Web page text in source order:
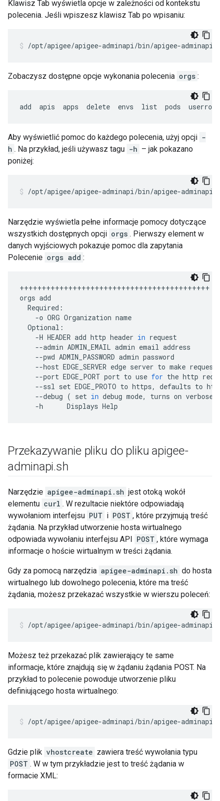
Klawisz Tab wyświetla opcje w zależności od kontekstu
polecenia. Jeśli wpiszesz klawisz Tab po wpisaniu:
/opt/apigee/apigee-adminapi/bin/apigee-
Zobaczysz dostępne opcje wykonania polecenia orgs :
add  apis  apps  delete  envs  list  pods
Aby wyświetlić pomoc do każdego polecenia, użyj opcji -
h . Na przykład, jeśli używasz tagu -h – jak pokazano
poniżej:
/opt/apigee/apigee-adminapi/bin/apigee-
Narzędzie wyświetla pełne informacje pomocy dotyczące
wszystkich dostępnych opcji orgs . Pierwszy element w
danych wyjściowych pokazuje pomoc dla zapytania
Polecenie orgs add :
+++++++++++++++++++++++++++++++++++++++++++
orgs add
Required :
-o ORG Organization name
Optional :
-H HEADER add http header in request
--admin ADMIN_EMAIL admin email address
--pwd ADMIN_PASSWORD admin password
--host EDGE_SERVER edge server to make request
--port EDGE_PORT port to use for the http
--ssl set EDGE_PROTO to https, defaults to
--debug ( set in debug mode, turns on verbose
-h Displays Help
Przekazywanie pliku do pliku apigee-
adminapi.sh
Narzędzie apigee-adminapi.sh jest otoką wokół
elementu curl . W rezultacie niektóre odpowiadają
wywołaniom interfejsu PUT i POST , które przyjmują treść
żądania. Na przykład utworzenie hosta wirtualnego
odpowiada wywołaniu interfejsu API POST , które wymaga
informacje o hoście wirtualnym w treści żądania.
Gdy za pomocą narzędzia apigee-adminapi.sh do hosta
wirtualnego lub dowolnego polecenia, które ma treść
żądania, możesz przekazać wszystkie w wierszu poleceń:
/opt/apigee/apigee-adminapi/bin/apigee-
Możesz też przekazać plik zawierający te same
informacje, które znajdują się w żądaniu żądania POST. Na
przykład to polecenie powoduje utworzenie pliku
definiującego hosta wirtualnego:
/opt/apigee/apigee-adminapi/bin/apigee-
Gdzie plik vhostcreate zawiera treść wywołania typu
POST . W w tym przykładzie jest to treść żądania w
formacie XML: